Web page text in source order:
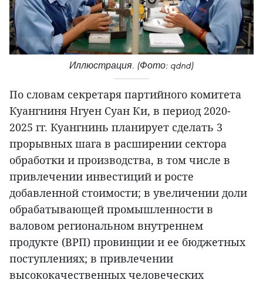
Иллюстрация. (Фото: qdnd)
По словам секретаря партийного комитета
Куангниня Нгуен Суан Ки, в период 2020-
2025 гг. Куангнинь планирует сделать 3
прорывных шага в расширении сектора
обработки и производства, в том числе в
привлечении инвестиций и росте
добавленной стоимости; в увеличении доли
обрабатывающей промышленности в
валовом региональном внутреннем
продукте (ВРП) провинции и ее бюджетных
поступлениях; в привлечении
высококачественных человеческих